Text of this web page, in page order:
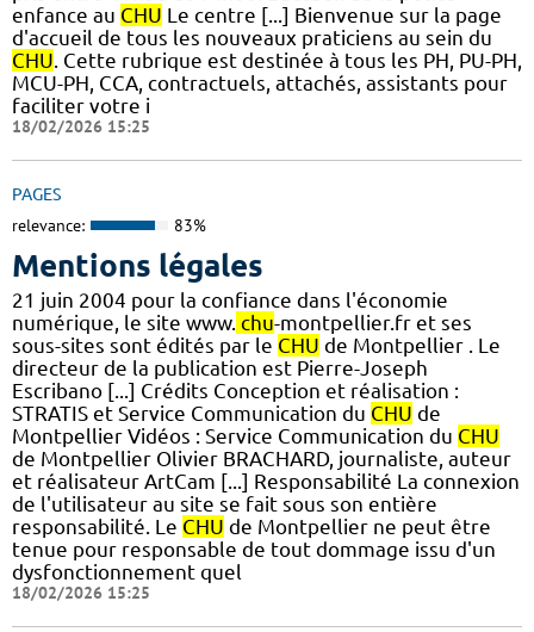
enfance au CHU Le centre [...] Bienvenue sur la page
d'accueil de tous les nouveaux praticiens au sein du
CHU. Cette rubrique est destinée à tous les PH, PU-PH,
MCU-PH, CCA, contractuels, attachés, assistants pour
faciliter votre i
18/02/2026 15:25
PAGES
relevance: 83%
Mentions légales
21 juin 2004 pour la confiance dans l'économie
numérique, le site www. chu-montpellier.fr et ses
sous-sites sont édités par le CHU de Montpellier . Le
directeur de la publication est Pierre-Joseph
Escribano [...] Crédits Conception et réalisation :
STRATIS et Service Communication du CHU de
Montpellier Vidéos : Service Communication du CHU
de Montpellier Olivier BRACHARD, journaliste, auteur
et réalisateur ArtCam [...] Responsabilité La connexion
de l'utilisateur au site se fait sous son entière
responsabilité. Le CHU de Montpellier ne peut être
tenue pour responsable de tout dommage issu d'un
dysfonctionnement quel
18/02/2026 15:25